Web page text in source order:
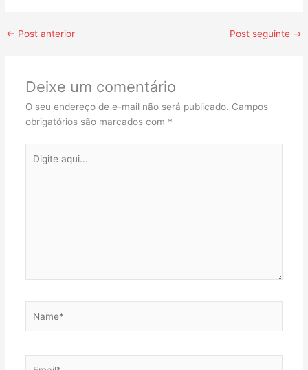
← Post anterior Post seguinte →
Deixe um comentário
O seu endereço de e-mail não será publicado. Campos
obrigatórios são marcados com *
aqui...